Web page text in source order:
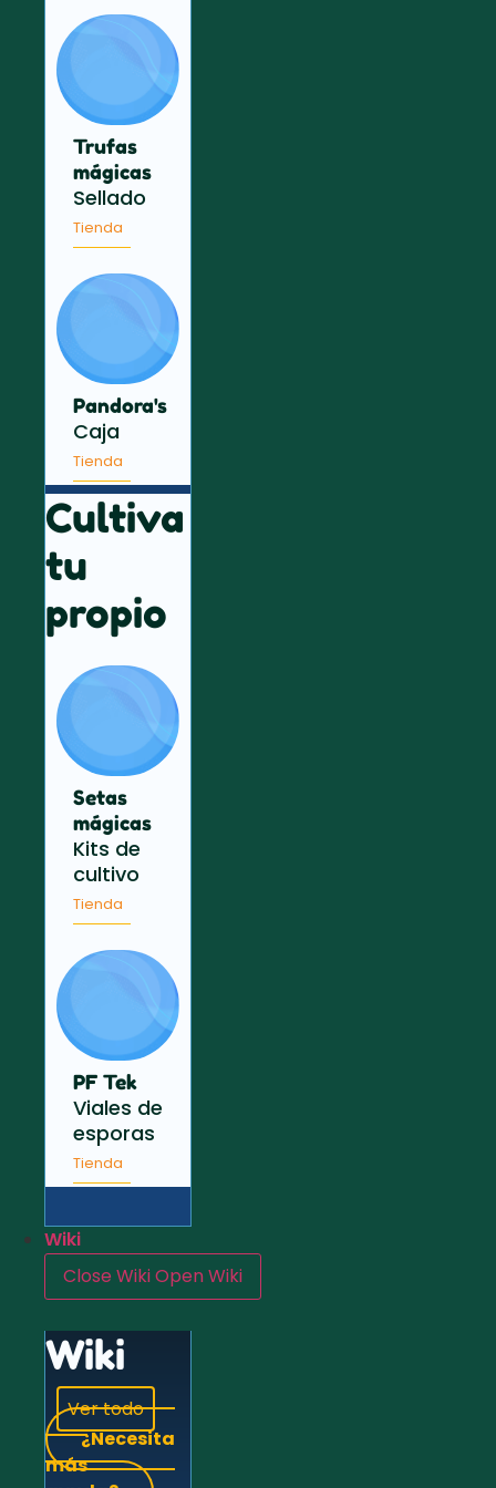
Trufas
mágicas
Sellado
Tienda
Pandora's
Caja
Tienda
Cultiva
tu
propio
Setas
mágicas
Kits de
cultivo
Tienda
PF Tek
Viales de
esporas
Tienda
Wiki
Close WikiOpen Wiki
Wiki
Ver todo
¿Necesita
más